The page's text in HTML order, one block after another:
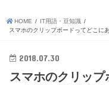
HOME
IT用語・豆知識
スマホのクリップボードってどこに
2018.07.30
スマホのクリップ